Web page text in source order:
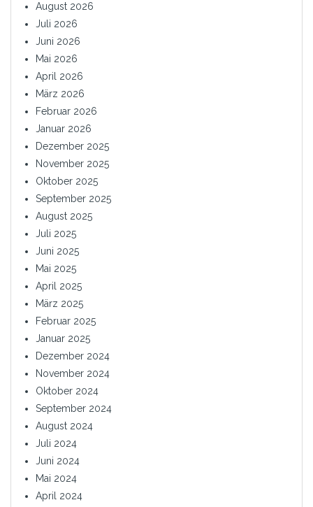
August 2026
Juli 2026
Juni 2026
Mai 2026
April 2026
März 2026
Februar 2026
Januar 2026
Dezember 2025
November 2025
Oktober 2025
September 2025
August 2025
Juli 2025
Juni 2025
Mai 2025
April 2025
März 2025
Februar 2025
Januar 2025
Dezember 2024
November 2024
Oktober 2024
September 2024
August 2024
Juli 2024
Juni 2024
Mai 2024
April 2024